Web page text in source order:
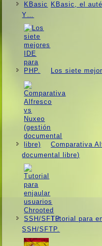
KBasic, el
Y…
Los siete
Comparativa
documental libre)
Tutorial para
SSH/SFTP.